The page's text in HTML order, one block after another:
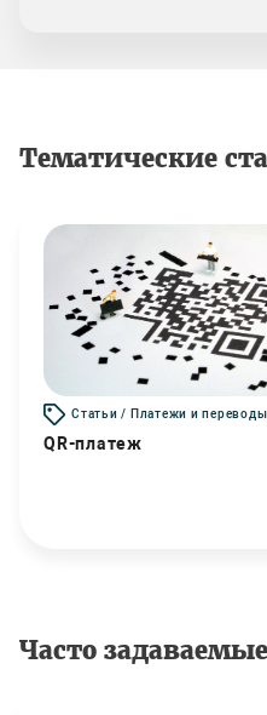
Тематические
Статьи / Платежи и переводы
QR-платеж
Часто